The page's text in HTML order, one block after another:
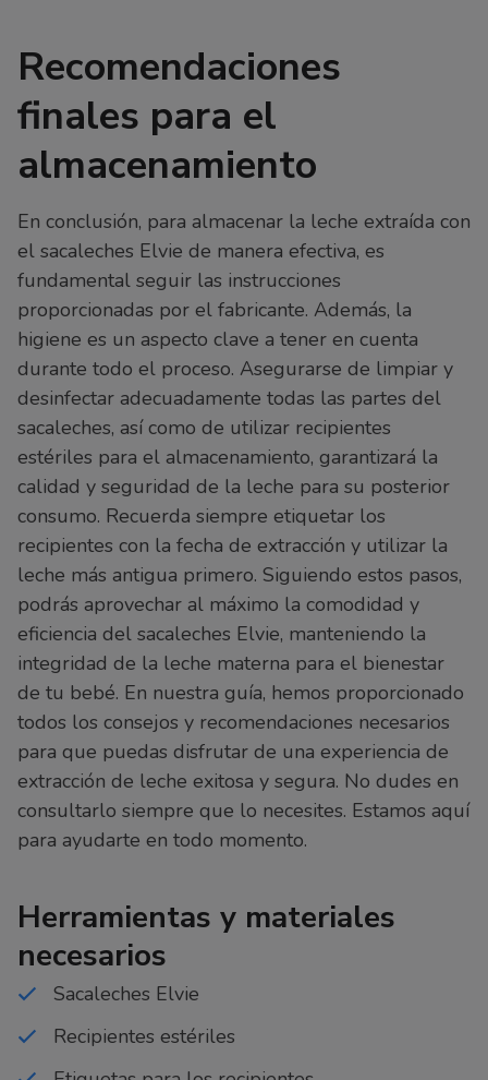
Recomendaciones
finales para el
almacenamiento
En conclusión, para almacenar la leche extraída con
el sacaleches Elvie de manera efectiva, es
fundamental seguir las instrucciones
proporcionadas por el fabricante. Además, la
higiene es un aspecto clave a tener en cuenta
durante todo el proceso. Asegurarse de limpiar y
desinfectar adecuadamente todas las partes del
sacaleches, así como de utilizar recipientes
estériles para el almacenamiento, garantizará la
calidad y seguridad de la leche para su posterior
consumo. Recuerda siempre etiquetar los
recipientes con la fecha de extracción y utilizar la
leche más antigua primero. Siguiendo estos pasos,
podrás aprovechar al máximo la comodidad y
eficiencia del sacaleches Elvie, manteniendo la
integridad de la leche materna para el bienestar
de tu bebé. En nuestra guía, hemos proporcionado
todos los consejos y recomendaciones necesarios
para que puedas disfrutar de una experiencia de
extracción de leche exitosa y segura. No dudes en
consultarlo siempre que lo necesites. Estamos aquí
para ayudarte en todo momento.
Herramientas y materiales
necesarios
Sacaleches Elvie
Recipientes estériles